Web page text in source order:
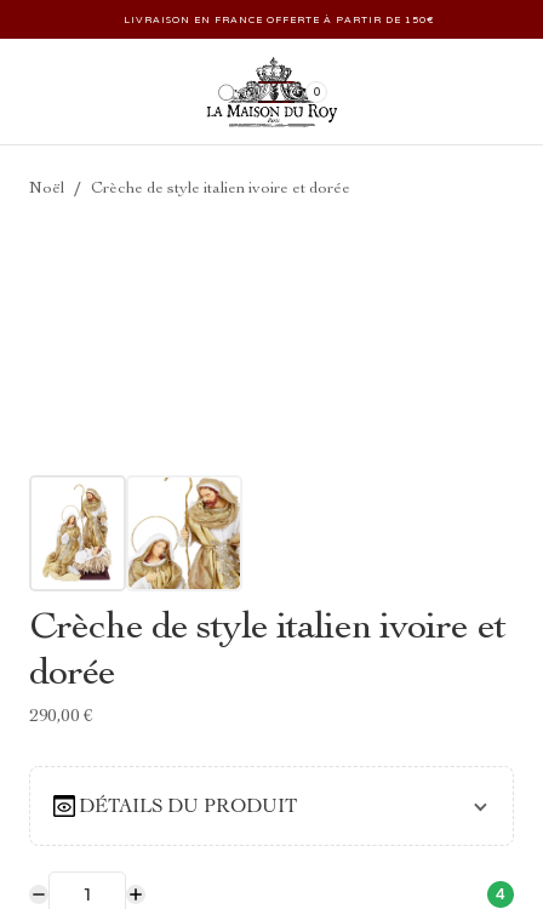
LIVRAISON EN FRANCE OFFERTE À PARTIR DE 150€
0
Noël / Crèche de style italien ivoire et dorée
Crèche de style italien ivoire et
dorée
290,00 €
DÉTAILS DU PRODUIT
4